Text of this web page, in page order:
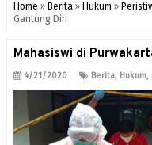
Home » Berita » Hukum »
Gantung Diri
Mahasiswi di
4/21/2020 Berita, Hukum,